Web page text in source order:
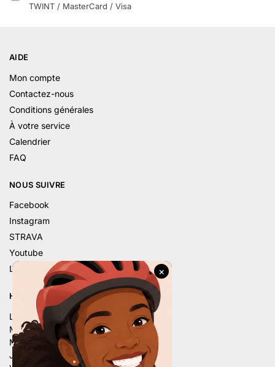
TWINT / MasterCard / Visa
AIDE
Mon compte
Contactez-nous
Conditions générales
À votre service
Calendrier
FAQ
NOUS SUIVRE
Facebook
Instagram
STRAVA
Youtube
Linkedin
HORAIRE D’ÉTÉ
Lu. – 9h – 12h | 14h – 18h
Ma. – 9h – 12h | 14h – 18h
Me. – 9h – 12h | 14h – 18h
Je. – 9h – 12h | 14h – 18h